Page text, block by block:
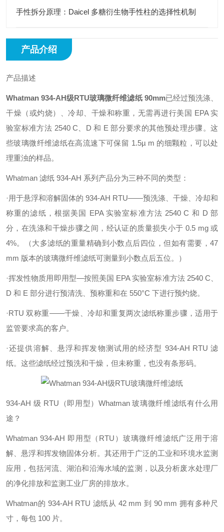
手性拆分原理：Daicel 多糖衍生物手性柱的选择性机制
产品介绍
产品描述
Whatman 934-AH级RTU玻璃微纤维滤纸 90mm已经过预洗涤、
干燥（或灼烧）、冷却、干燥和称重，无需再进行美国 EPA 实
验室标准方法 2540 C、D 和 E 部分要求的其他预处理步骤。这
些玻璃微纤维滤纸在高流速下可保留 1.5µ m 的细颗粒，可以处
理重浊的样品。
Whatman 滤纸 934-AH 系列产品分为三种不同的类型：
·用于悬浮和溶解固体的 934-AH RTU——预洗涤、干燥、冷却和
称重的滤纸，根据美国 EPA 实验室标准方法 2540 C 和 D 部
分，在洗涤和干燥步骤之间，经认证的质量损失小于 0.5 mg 或
4%。（大多滤纸的重量精确到小数点后四位，但如有需要，47
mm 版本的玻璃微纤维滤纸可测量到小数点后五位。）
·挥发性物质用即用型—按照美国 EPA 实验室标准方法 2540 C、
D 和 E 部分进行预清洗、预称重和在 550°C 下进行预灼烧。
·RTU 双称重——干燥、冷却和重复两次滤纸称重步骤，适用于
监管要求高的客户。
·还提供溶解、悬浮和挥发物测试用的经济型 934-AH RTU 滤
纸。这些滤纸经过预洗和干燥，但未称重，也没有条形码。
934-AH 级 RTU（即用型）Whatman 玻璃微纤维滤纸有什么用
途？
Whatman 934-AH 即用型（RTU）玻璃微纤维滤纸广泛用于溶
解、悬浮和挥发物固体分析。其还用于广泛的工业和环境水监测
应用，包括河流、湖泊和沿海水域的监测，以及分析废水处理厂
的净化排放和监测工业厂房的排放水。
Whatman的 934-AH RTU 滤纸从 42 mm 到 90 mm 拥有多种尺
寸，每包 100 片。